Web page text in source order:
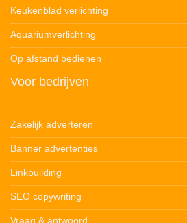
Keukenblad verlichting
Aquariumverlichting
Op afstand bedienen
Voor bedrijven
Zakelijk adverteren
Banner advertenties
Linkbuilding
SEO copywriting
Vraag & antwoord